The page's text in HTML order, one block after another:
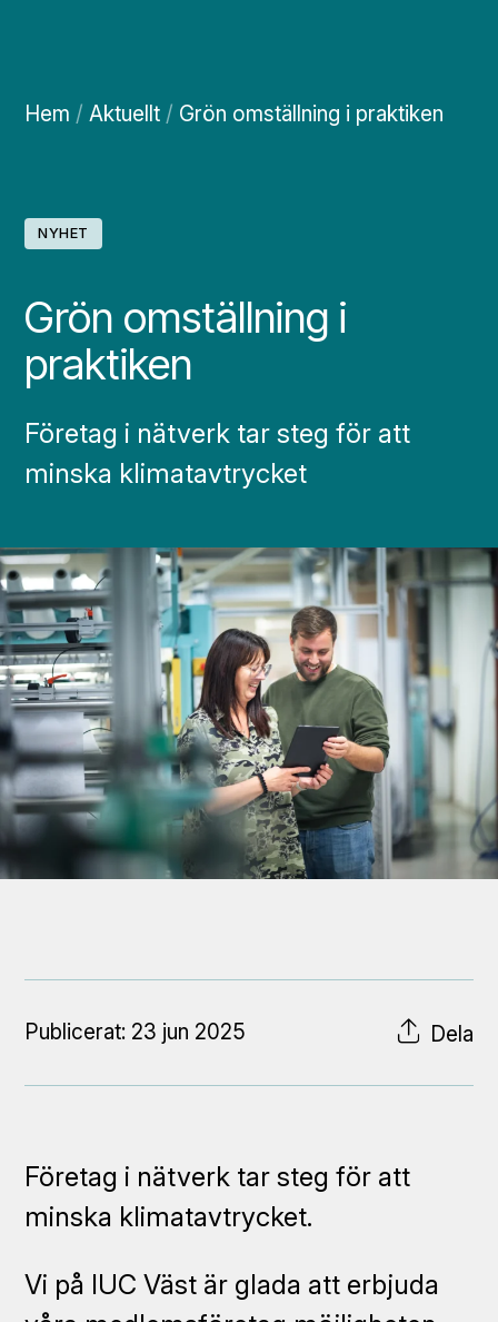
Hem /Aktuellt / Grön omställning i praktiken
NYHET
Grön omställning i
praktiken
Företag i nätverk tar steg för att
minska klimatavtrycket
Publicerat: 23 jun 2025 Dela
Företag i nätverk tar steg för att
minska klimatavtrycket.
Vi på IUC Väst är glada att erbjuda